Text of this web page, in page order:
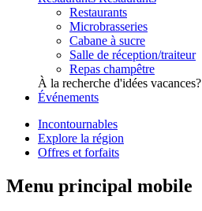
Restaurants
Microbrasseries
Cabane à sucre
Salle de réception/traiteur
Repas champêtre
À la recherche d'idées vacances?
Événements
Incontournables
Explore la région
Offres et forfaits
Menu principal mobile